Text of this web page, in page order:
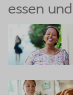
essen